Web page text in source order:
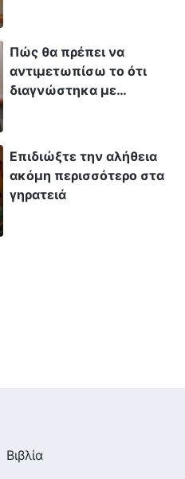
αρνητική και
χρόνο στο κινητό
και δεν ήθελα πια να
τα λόγια του Θεού.
μου κατάσταση και
«Δεν πιστεύεις
να αποδεχόμαστε
από τον Θεό; Το
του Θεού
την αλήθεια.
και για κάθε
με
Πώς θα πρέπει να
αντιμετωπίσω το ότι
διαγνώστηκα με
Επιδιώξτε την αλήθεια
ακόμη περισσότερο στα
γηρατειά
Βιβλία